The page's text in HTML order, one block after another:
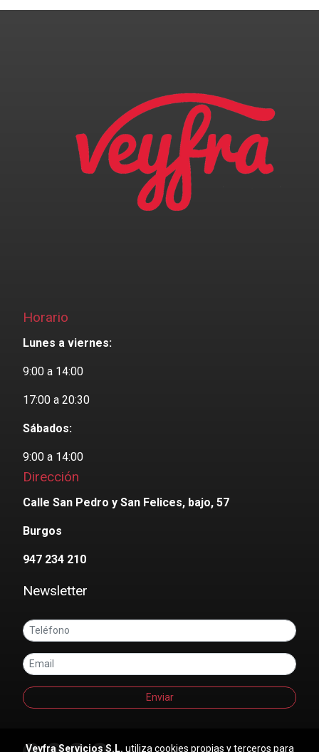
Horario
Lunes a viernes:
9:00 a 14:00
17:00 a 20:30
Sábados:
9:00 a 14:00
Dirección
Calle San Pedro y San Felices, bajo, 57
Burgos
947 234 210
Newsletter
Enviar
Veyfra Servicios S.L. utiliza cookies propias y terceros para